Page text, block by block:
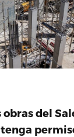
del